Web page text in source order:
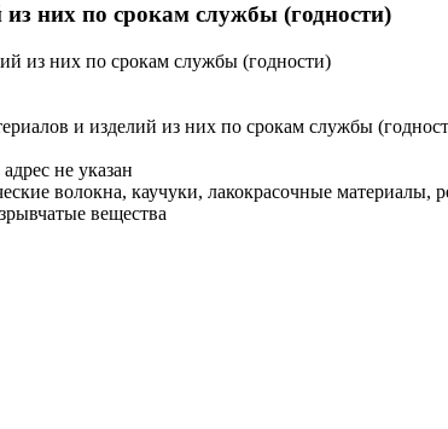
них по срокам службы (годности)
из них по срокам службы (годности)
и изделий из них по срокам службы
не указан
волокна, каучуки, лакокрасочные материалы,
вещества